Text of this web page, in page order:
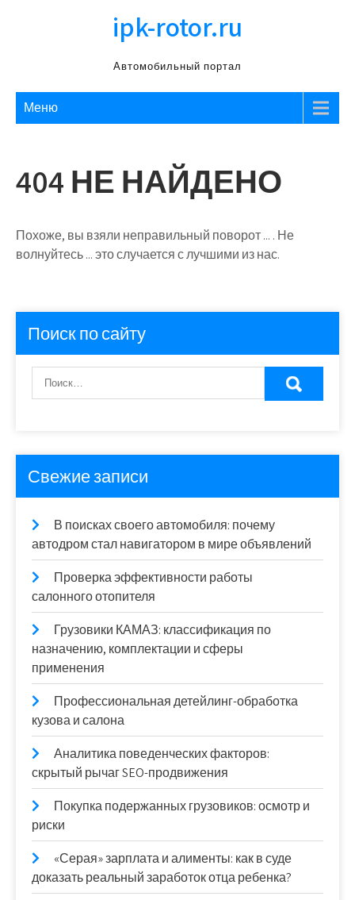
ipk-rotor.ru
Автомобильный портал
Меню
404 НЕ НАЙДЕНО
Похоже, вы взяли неправильный поворот ... . Не
волнуйтесь ... это случается с лучшими из нас.
Поиск по сайту
Свежие записи
В поисках своего автомобиля: почему
автодром стал навигатором в мире объявлений
Проверка эффективности работы
салонного отопителя
Грузовики КАМАЗ: классификация по
назначению, комплектации и сферы
применения
Профессиональная детейлинг-обработка
кузова и салона
Аналитика поведенческих факторов:
скрытый рычаг SEO-продвижения
Покупка подержанных грузовиков: осмотр и
риски
«Серая» зарплата и алименты: как в суде
доказать реальный заработок отца ребенка?